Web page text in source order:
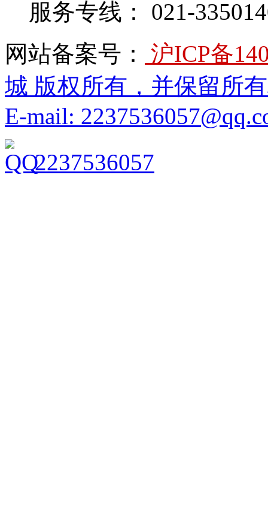
服务专线： 021-
网站备案号：
沪ICP备
城 版权所有，并保留所
E-mail:
2237536057